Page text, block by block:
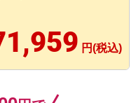
円(税込)